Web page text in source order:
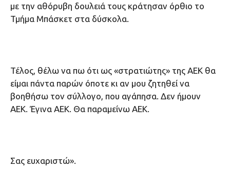
με την αθόρυβη δουλειά τους κράτησαν όρθιο το
Τμήμα Μπάσκετ στα δύσκολα.
Τέλος, θέλω να πω ότι ως «στρατιώτης» της ΑΕΚ θα
είμαι πάντα παρών όποτε κι αν μου ζητηθεί να
βοηθήσω τον σύλλογο, που αγάπησα. Δεν ήμουν
ΑΕΚ. Έγινα ΑΕΚ. Θα παραμείνω ΑΕΚ.
Σας ευχαριστώ».